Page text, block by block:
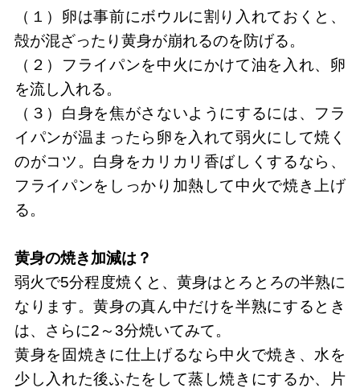
（１）卵は事前にボウルに割り入れておくと、
殻が混ざったり黄身が崩れるのを防げる。
（２）フライパンを中火にかけて油を入れ、卵
を流し入れる。
（３）白身を焦がさないようにするには、フラ
イパンが温まったら卵を入れて弱火にして焼く
のがコツ。白身をカリカリ香ばしくするなら、
フライパンをしっかり加熱して中火で焼き上げ
る。
黄身の焼き加減は？
弱火で5分程度焼くと、黄身はとろとろの半熟に
なります。黄身の真ん中だけを半熟にするとき
は、さらに2～3分焼いてみて。
黄身を固焼きに仕上げるなら中火で焼き、水を
少し入れた後ふたをして蒸し焼きにするか、片